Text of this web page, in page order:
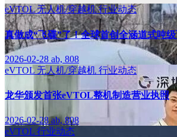
eVTOL无人机/穿越机行业动态
真做成“飞碟”了！全球首创全涵道式吨
2026-02-28 ab, 808
eVTOL 无人机/穿越机 行业动态
龙华颁发首张eVTOL整机制造营业执照
2026-02-28ab, 808
eVTOL 行业动态